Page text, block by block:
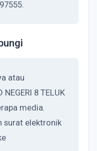
atau
8 TELUK
media.
surat elektronik